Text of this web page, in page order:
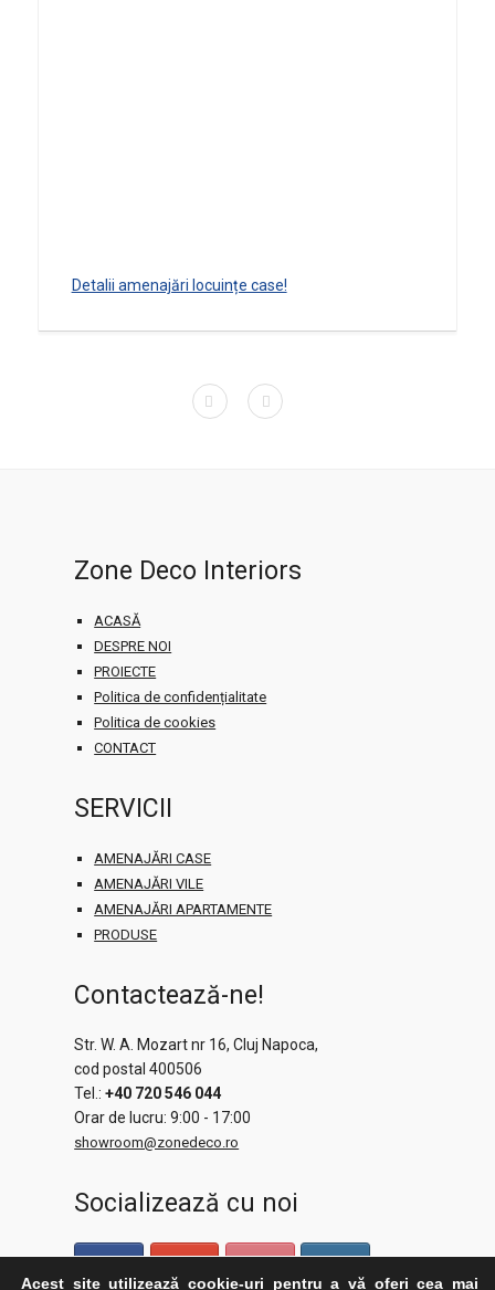
Detalii amenajări locuințe case!
Zone Deco Interiors
ACASĂ
DESPRE NOI
PROIECTE
Politica de confidențialitate
Politica de cookies
CONTACT
SERVICII
AMENAJĂRI CASE
AMENAJĂRI VILE
AMENAJĂRI APARTAMENTE
PRODUSE
Contactează-ne!
Str. W. A. Mozart nr 16, Cluj Napoca,
cod postal 400506
Tel.:+40 720 546 044
Orar de lucru: 9:00 - 17:00
showroom@zonedeco.ro
Socializează cu noi
Acest site utilizează cookie-uri pentru a vă oferi cea mai